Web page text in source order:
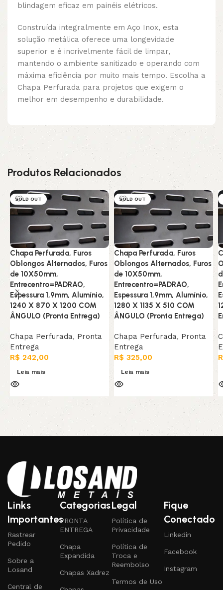
blindagem eficaz em painéis elétricos.
Construída integralmente em Aço Inox, esta
solução metálica oferece uma longevidade
superior e é incrivelmente fácil de limpar,
mantendo o ambiente sanitizado e operando com
máxima eficiência por muito mais tempo. Escolha a
Chapa Perfurada para projetos que exigem o
melhor em desempenho e durabilidade.
Produtos Relacionados
SOLD OUT
Chapa Perfurada, Furos
Oblongos Alternados, Furos
de 10X50mm,
Entrecentro=PADRAO,
Espessura 1,9mm, Alumínio,
1240 X 870 X 1200 COM
ÂNGULO (Pronta Entrega)
Chapa Perfurada, Pronta
Entrega
R$ 242,00
Leia mais
SOLD OUT
Chapa Perfurada, Furos
Oblongos Alternados, Furos
de 10X50mm,
Entrecentro=PADRAO,
Espessura 1,9mm, Alumínio,
1280 X 1135 X 510 COM
ÂNGULO (Pronta Entrega)
Chapa Perfurada, Pronta
Entrega
R$ 325,00
Leia mais
Links
Importantes
Rastrear
Pedido
Sobre a
Losand
Central de
Categorias
PRONTA
ENTREGA
Chapa
Expandida
Chapas Xadrez
Legal
Política de
Privacidade
Política de
Troca e
Reembolso
Termos de Uso
Fique
Conectado
Linkedin
Facebook
Instagram